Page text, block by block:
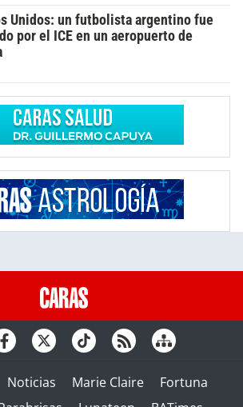
Unidos: un futbolista argentino fue
por el ICE en un aeropuerto de
Noticias Marie Claire
Fortuna